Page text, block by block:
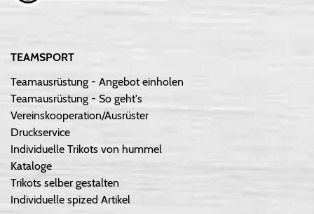
TEAMSPORT
Teamausrüstung - Angebot einholen
Teamausrüstung - So geht's
Vereinskooperation/Ausrüster
Druckservice
Individuelle Trikots von hummel
Kataloge
Trikots selber gestalten
Individuelle spized Artikel